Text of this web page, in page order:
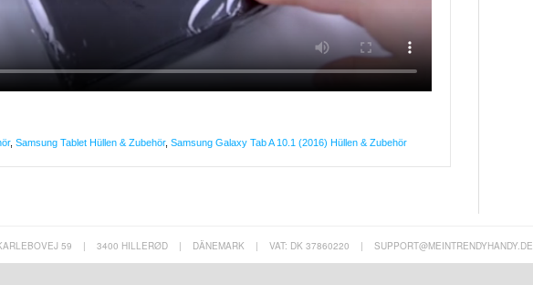
, Samsung Tablet Hüllen & Zubehör, Samsung Galaxy Tab A 10.1 (2016) Hüllen & Zubehör
59 | 3400 HILLERØD | DÄNEMARK | VAT: DK 37860220 | SUPPORT@MEINTRENDYHANDY.DE